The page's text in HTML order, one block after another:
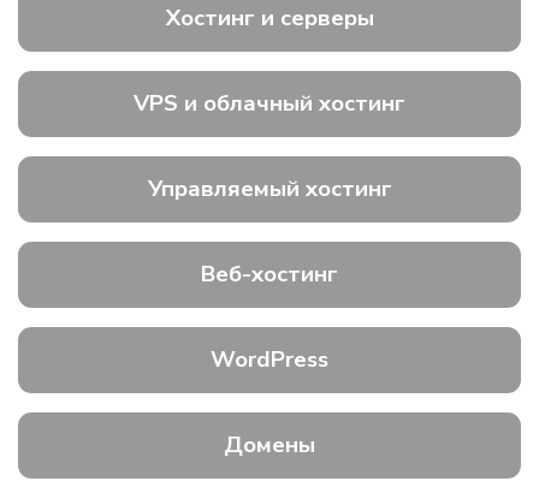
Хостинг и серверы
VPS и облачный хостинг
Управляемый хостинг
Веб-хостинг
WordPress
Домены